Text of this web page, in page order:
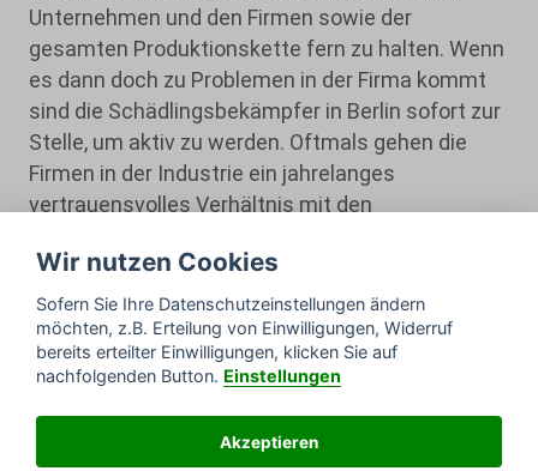
Unternehmen und den Firmen sowie der
gesamten Produktionskette fern zu halten. Wenn
es dann doch zu Problemen in der Firma kommt
sind die Schädlingsbekämpfer in Berlin sofort zur
Stelle, um aktiv zu werden. Oftmals gehen die
Firmen in der Industrie ein jahrelanges
vertrauensvolles Verhältnis mit den
ganz genau, wie sie vor Ort vorgehen müssen und
welche Maßnahmen sofort zum Ziel führen.
Deutschland GmbH
& Datenschutz & Online
Wir nutzen Cookies
Sofern Sie Ihre Datenschutzeinstellungen ändern
möchten, z.B. Erteilung von Einwilligungen, Widerruf
bereits erteilter Einwilligungen, klicken Sie auf
nachfolgenden Button. Einstellungen
Akzeptieren